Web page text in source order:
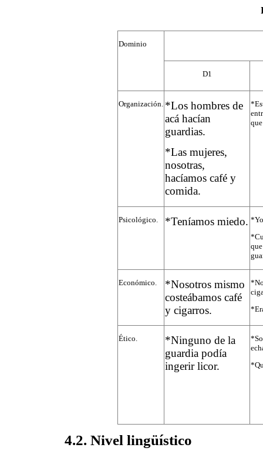
Dominio
D1
Organización. *Los hombres de
acá hacían
guardias.
*Las mujeres,
nosotras,
hacíamos café y
comida.
Psicológico. *Teníamos miedo.
Económico.
*Nosotros mismo
costeábamos café
y cigarros.
Ético.
*Ninguno de la
guardia podía
ingerir licor.
4.2. Nivel lingüístico